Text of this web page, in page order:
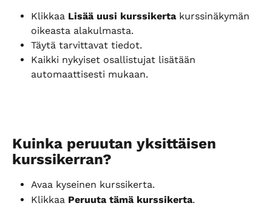
Klikkaa Lisää uusi kurssikerta kurssinäkymän
oikeasta alakulmasta.
Täytä tarvittavat tiedot.
Kaikki nykyiset osallistujat lisätään
automaattisesti mukaan.
Kuinka peruutan yksittäisen
kurssikerran?
Avaa kyseinen kurssikerta.
Klikkaa Peruuta tämä kurssikerta.